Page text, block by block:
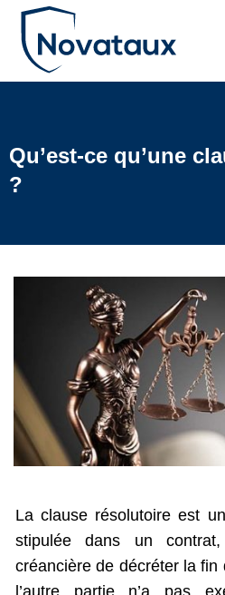
Qu’est-ce qu’une
?
La clause résolutoire est
stipulée dans un
créancière de décréter la
l’autre partie n’a pas